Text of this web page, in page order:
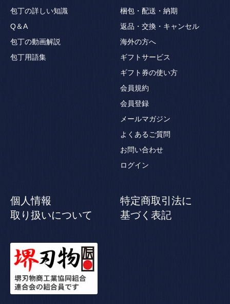
包丁の詳しい知識
Q＆A
包丁の動画解説
包丁用語集
梱包・配送・納期
返品・交換・キャンセル
海外の方へ
ギフトサービス
ギフト券の使い方
会員規約
会員登録
メールマガジン
よくあるご質問
お問い合わせ
ログイン
個人情報
取り扱いについて
特定商取引法に
基づく表記